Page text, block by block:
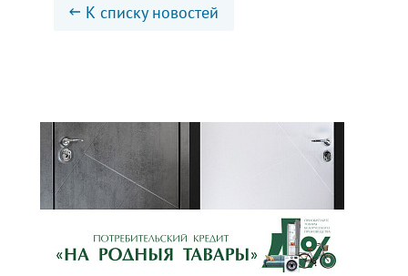
К списку новостей